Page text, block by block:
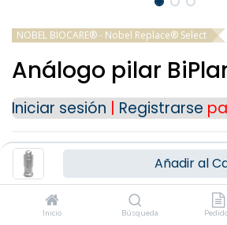
Añadir al
Inicio Búsqueda
NOBEL BIOCARE® - Nobel Replace® Select
Análogo pilar
Iniciar sesión Registrarse
CONSULTAR MÁS